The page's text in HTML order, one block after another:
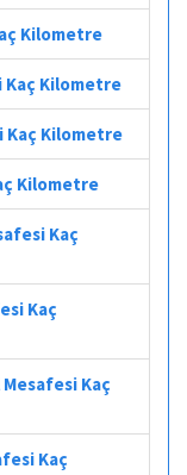
Kilometre
Kaç Kilometre
Kaç Kilometre
Kilometre
Kaç
Kaç
Kaç
Kaç